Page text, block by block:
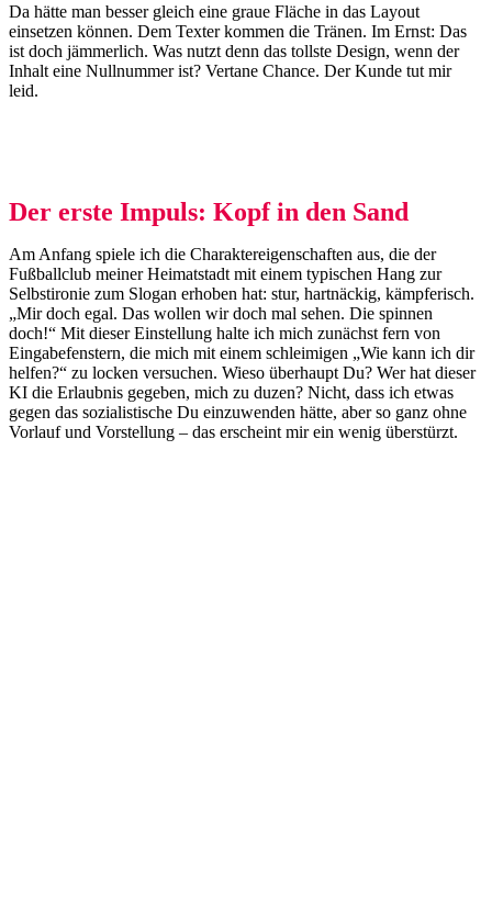
Da hätte man besser gleich eine graue Fläche in das Layout
einsetzen können. Dem Texter kommen die Tränen. Im Ernst: Das
ist doch jämmerlich. Was nutzt denn das tollste Design, wenn der
Inhalt eine Nullnummer ist? Vertane Chance. Der Kunde tut mir
leid.
Der erste Impuls: Kopf in den Sand
Am Anfang spiele ich die Charaktereigenschaften aus, die der
Fußballclub meiner Heimatstadt mit einem typischen Hang zur
Selbstironie zum Slogan erhoben hat: stur, hartnäckig, kämpferisch.
„Mir doch egal. Das wollen wir doch mal sehen. Die spinnen
doch!“ Mit dieser Einstellung halte ich mich zunächst fern von
Eingabefenstern, die mich mit einem schleimigen „Wie kann ich dir
helfen?“ zu locken versuchen. Wieso überhaupt Du? Wer hat dieser
KI die Erlaubnis gegeben, mich zu duzen? Nicht, dass ich etwas
gegen das sozialistische Du einzuwenden hätte, aber so ganz ohne
Vorlauf und Vorstellung – das erscheint mir ein wenig überstürzt.